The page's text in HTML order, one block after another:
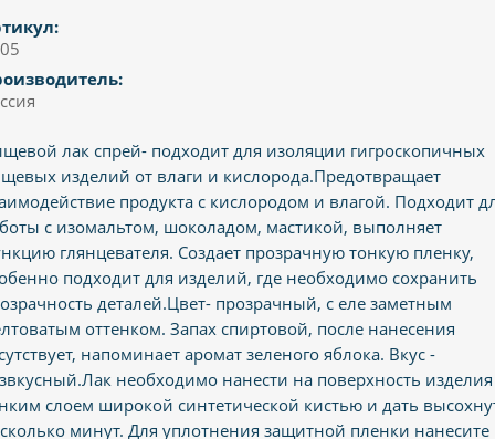
лак спрей- подходит для изоляции гигроскопичных
изделий от влаги и кислорода.Предотвращает
продукта с кислородом и влагой. Подходит
с изомальтом, шоколадом, мастикой, выполняет
глянцевателя. Создает прозрачную тонкую пленку,
подходит для изделий, где необходимо сохранить
деталей.Цвет- прозрачный, с еле заметным
оттенком. Запах спиртовой, после нанесения
напоминает аромат зеленого яблока. Вкус -
необходимо нанести на поверхность изделия
слоем широкой синтетической кистью и дать
минут. Для уплотнения защитной пленки нанесите